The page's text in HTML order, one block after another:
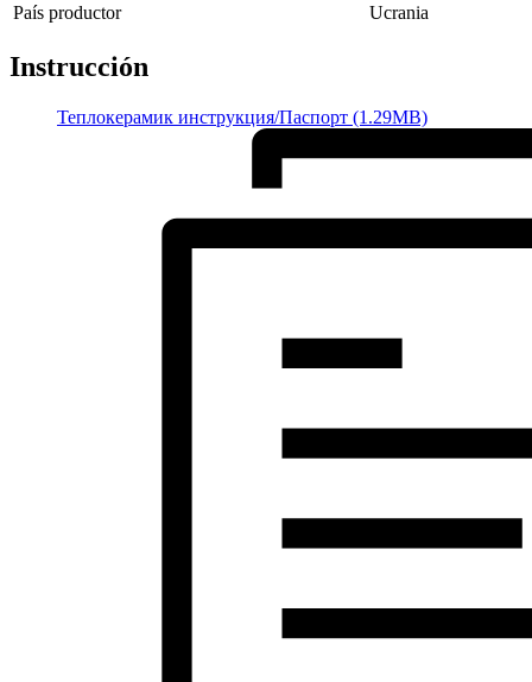
País productor
Ucrania
Instrucción
Теплокерамик инструкция/Паспорт (1.29MB)